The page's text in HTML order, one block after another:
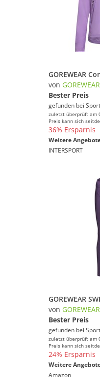
von GOREWEAR
Bester Preis
gefunden bei
zuletzt überprüft am
Preis kann sich
36% Ersparnis
Weitere
INTERSPORT
von GOREWEAR
Bester Preis
gefunden bei
zuletzt überprüft am
Preis kann sich
24% Ersparnis
Weitere
Amazon